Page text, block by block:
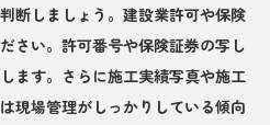
断しましょう。建設業許可や保険
さい。許可番号や保険証券の写し
ます。さらに施工実績写真や施工
現場管理がしっかりしている傾向